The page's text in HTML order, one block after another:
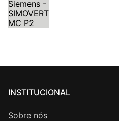
INSTITUCIONAL
Sobre nós